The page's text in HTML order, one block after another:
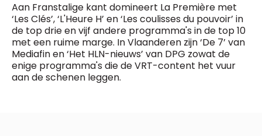
Aan Franstalige kant domineert La Première met
‘Les Clés’, ‘L'Heure H’ en ‘Les coulisses du pouvoir’ in
de top drie en vijf andere programma's in de top 10
met een ruime marge. In Vlaanderen zijn ‘De 7’ van
Mediafin en ‘Het HLN-nieuws’ van DPG zowat de
enige programma's die de VRT-content het vuur
aan de schenen leggen.
0498 88 64 89
f.bouchar@mm.be
Chief Editor
Griet Byl
0475 97 12 57
g.byl@mm.be
BEVESTIGEN
Daily
Freemium
access
5 x week
MM e - News
1 x week